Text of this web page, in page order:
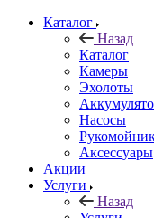
Каталог
Назад
Каталог
Камеры
Эхолоты
Насосы
Аксессуары
Акции
Услуги
Назад